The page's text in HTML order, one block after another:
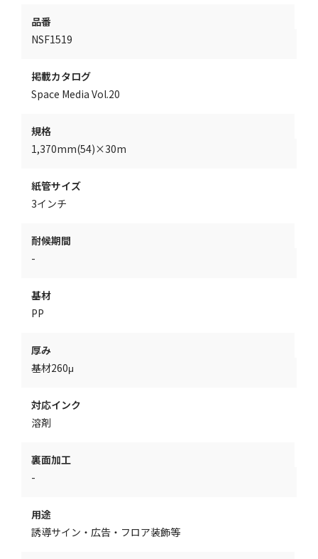
品番
NSF1519
掲載カタログ
Space Media Vol.20
規格
1,370mm(54)×30m
紙管サイズ
3インチ
耐候期間
-
基材
PP
厚み
基材260μ
対応インク
溶剤
裏面加工
-
用途
誘導サイン・広告・フロア装飾等